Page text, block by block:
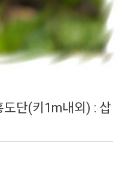
단(키1m내외) : 삽